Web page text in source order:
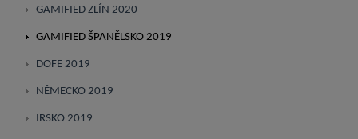
GAMIFIED ZLÍN 2020
GAMIFIED ŠPANĚLSKO 2019
DOFE 2019
NĚMECKO 2019
IRSKO 2019